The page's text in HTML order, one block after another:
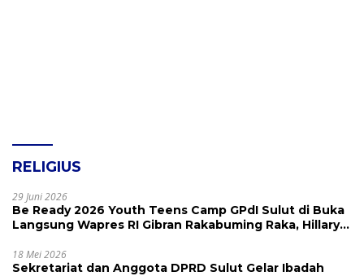
RELIGIUS
29 Juni 2026
Be Ready 2026 Youth Teens Camp GPdI Sulut di Buka
Langsung Wapres RI Gibran Rakabuming Raka, Hillary
18 Mei 2026
Sekretariat dan Anggota DPRD Sulut Gelar Ibadah